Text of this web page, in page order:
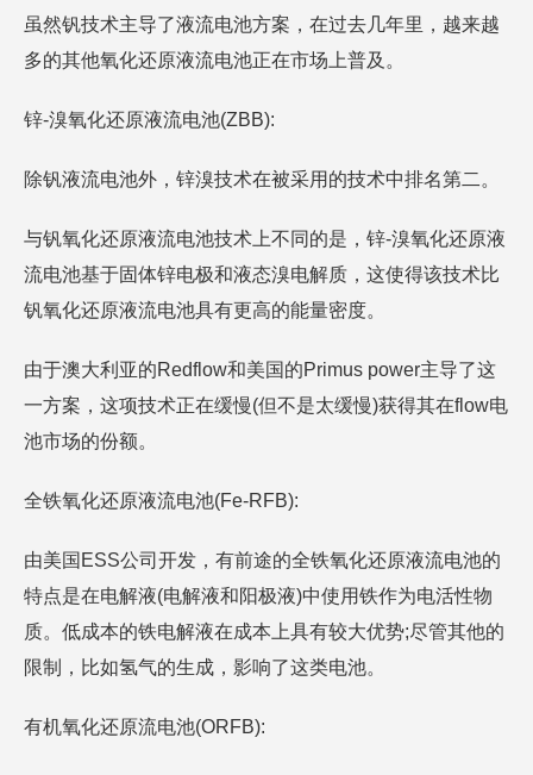
虽然钒技术主导了液流电池方案，在过去几年里，越来越
多的其他氧化还原液流电池正在市场上普及。
锌-溴氧化还原液流电池(ZBB):
除钒液流电池外，锌溴技术在被采用的技术中排名第二。
与钒氧化还原液流电池技术上不同的是，锌-溴氧化还原液
流电池基于固体锌电极和液态溴电解质，这使得该技术比
钒氧化还原液流电池具有更高的能量密度。
由于澳大利亚的Redflow和美国的Primus power主导了这
一方案，这项技术正在缓慢(但不是太缓慢)获得其在flow电
池市场的份额。
全铁氧化还原液流电池(Fe-RFB):
由美国ESS公司开发，有前途的全铁氧化还原液流电池的
特点是在电解液(电解液和阳极液)中使用铁作为电活性物
质。低成本的铁电解液在成本上具有较大优势;尽管其他的
限制，比如氢气的生成，影响了这类电池。
有机氧化还原流电池(ORFB):